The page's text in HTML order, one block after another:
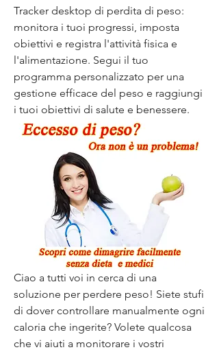
Tracker desktop di perdita di peso:
monitora i tuoi progressi, imposta
obiettivi e registra l'attività fisica e
l'alimentazione. Segui il tuo
programma personalizzato per una
gestione efficace del peso e raggiungi
i tuoi obiettivi di salute e benessere.
Ciao a tutti voi in cerca di una
soluzione per perdere peso! Siete stufi
di dover controllare manualmente ogni
caloria che ingerite? Volete qualcosa
che vi aiuti a monitorare i vostri